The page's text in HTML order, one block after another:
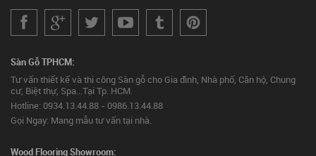
Sàn Gỗ TPHCM:
Tư vấn thiết kế và thi công Sàn gỗ cho Gia đình, Nhà phố, Căn hộ, Chung
cư, Biệt thự, Spa...Tại Tp. HCM.
Hotline: 0934.13.44.88 - 0986.13.44.88
Gọi Ngay: Mang mẫu tư vấn tại nhà.
Wood Flooring Showroom: